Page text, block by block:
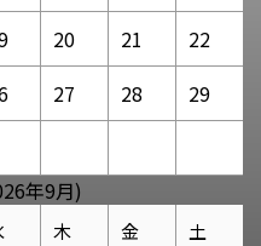
20 21
22
27 28
29
年9月)
木 金 土